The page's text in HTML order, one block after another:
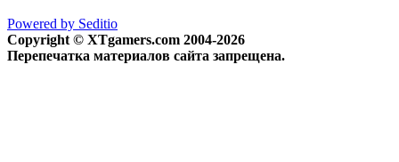
Powered by Seditio
Copyright © XTgamers.com 2004-2026
Перепечатка материалов сайта запрещена.